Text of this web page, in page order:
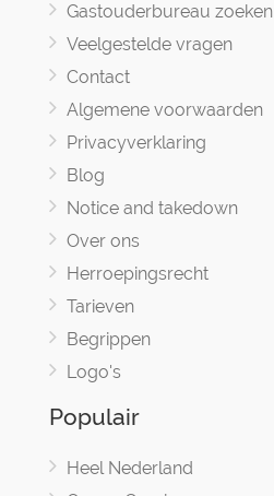
Gastouderbureau zoeken
Veelgestelde vragen
Contact
Algemene voorwaarden
Privacyverklaring
Blog
Notice and takedown
Over ons
Herroepingsrecht
Tarieven
Begrippen
Logo's
Populair
Heel Nederland